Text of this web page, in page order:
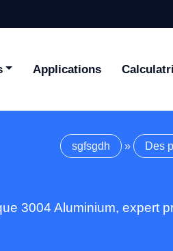
Applications
sgfsgdh » Des
3004 Aluminium, expert